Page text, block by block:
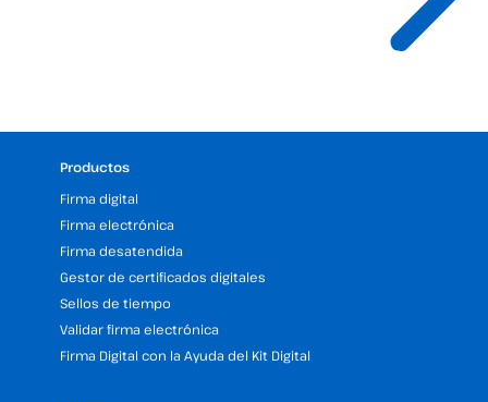
Productos
Firma digital
Firma electrónica
Firma desatendida
Gestor de certificados digitales
Sellos de tiempo
Validar firma electrónica
Firma Digital con la Ayuda del Kit Digital